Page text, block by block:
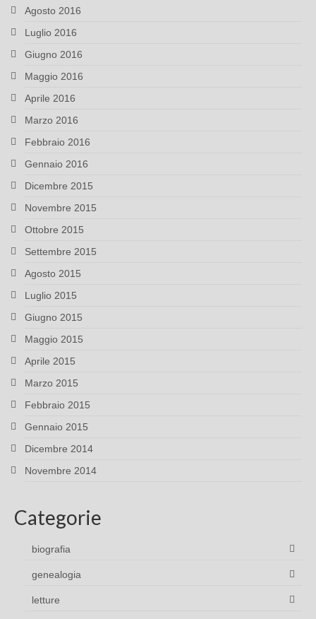
Agosto 2016
Luglio 2016
Giugno 2016
Maggio 2016
Aprile 2016
Marzo 2016
Febbraio 2016
Gennaio 2016
Dicembre 2015
Novembre 2015
Ottobre 2015
Settembre 2015
Agosto 2015
Luglio 2015
Giugno 2015
Maggio 2015
Aprile 2015
Marzo 2015
Febbraio 2015
Gennaio 2015
Dicembre 2014
Novembre 2014
Categorie
biografia
genealogia
letture